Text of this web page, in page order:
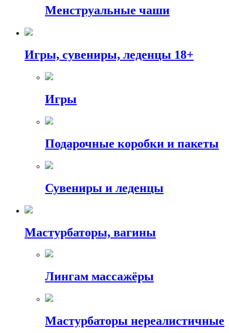
Менструальные чаши
Игры, сувениры, леденцы 18+
Игры
Подарочные коробки и пакеты
Сувениры и леденцы
Мастурбаторы, вагины
Лингам массажёры
Мастурбаторы нереалистичные